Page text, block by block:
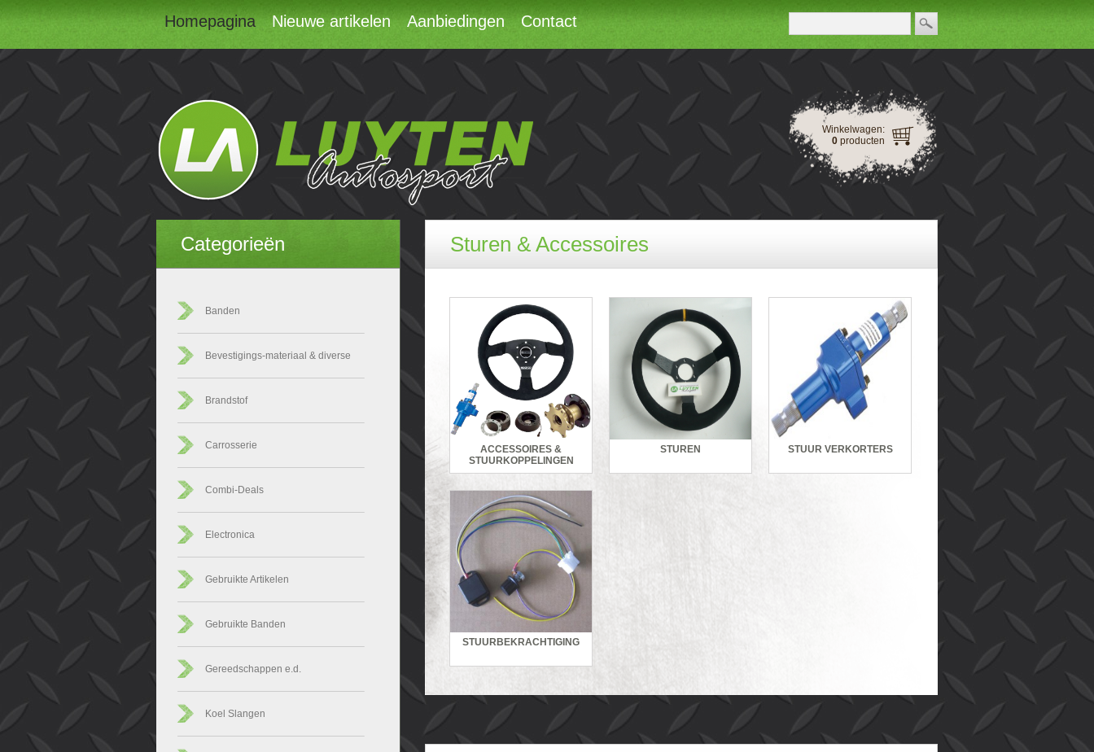
Homepagina Nieuwe artikelen Aanbiedingen Contact
Winkelwagen:
0 producten
Categorieën
Banden
Bevestigings-materiaal & diverse
Brandstof
Carrosserie
Combi-Deals
Electronica
Gebruikte Artikelen
Gebruikte Banden
Gereedschappen e.d.
Koel Slangen
Sturen & Accessoires
ACCESSOIRES &
STUURKOPPELINGEN
STUREN STUUR VERKORTERS
STUURBEKRACHTIGING